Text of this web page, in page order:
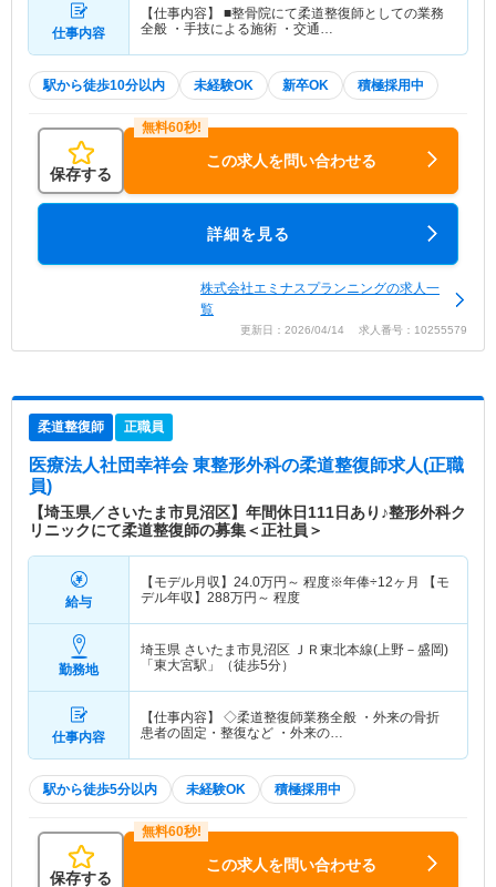
仕事内容
【仕事内容】 ■整骨院にて柔道整復師としての業務
全般 ・手技による施術 ・交通…
駅から徒歩10分以内 未経験OK 新卒OK 積極採用中
保存する
この求人を問い合わせる
詳細を見る
株式会社エミナスプランニングの求人一
覧
更新日：2026/04/14 求人番号：10255579
柔道整復師 正職員
医療法人社団幸祥会 東整形外科の柔道整復師求人(正職
員)
【埼玉県／さいたま市見沼区】年間休日111日あり♪整形外科ク
リニックにて柔道整復師の募集＜正社員＞
給与
【モデル月収】 24.0万円～ 程度※年俸÷12ヶ月 【モ
デル年収】 288万円～ 程度
勤務地
埼玉県 さいたま市見沼区 ＪＲ東北本線(上野－盛岡)
「東大宮駅」（徒歩5分）
仕事内容
【仕事内容】 ◇柔道整復師業務全般 ・外来の骨折
患者の固定・整復など ・外来の…
駅から徒歩5分以内 未経験OK 積極採用中
保存する
この求人を問い合わせる